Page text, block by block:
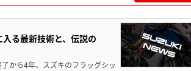
る最新技術と、伝説の
から4年、スズキのフラッグシッ